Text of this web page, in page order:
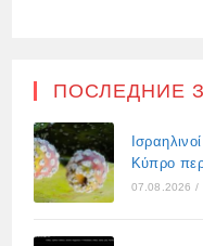
ПОСЛЕДНИЕ
Κύπρο
07.08.2026 /